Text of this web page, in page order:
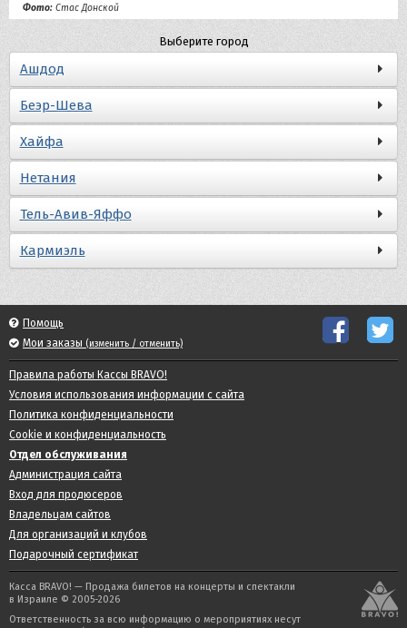
Фото: Стас Донской
Выберите город
Ашдод
Беэр-Шева
Хайфа
Нетания
Тель-Авив-Яффо
Кармиэль
Помощь
Мои заказы (изменить / отменить)
Правила работы Кассы BRAVO!
Условия использования информации с сайта
Политика конфиденциальности
Cookie и конфиденциальность
Отдел обслуживания
Администрация сайта
Вход для продюсеров
Владельцам сайтов
Для организаций и клубов
Подарочный сертификат
Касса BRAVO! — Продажа билетов на концерты и спектакли
в Израиле © 2005-2026
Ответственность за всю информацию о мероприятиях несут